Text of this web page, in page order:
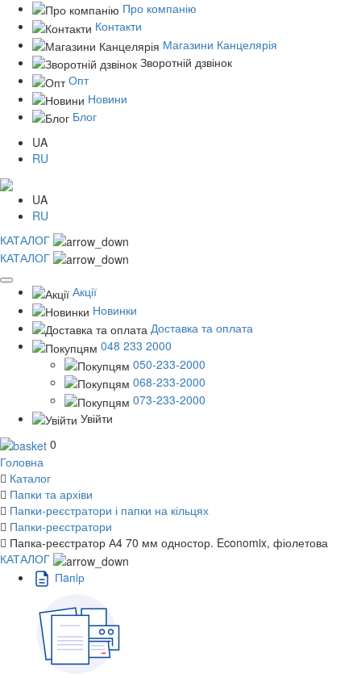
Про компанію
Контакти
Магазини Канцелярія
Зворотній дзвінок
Опт
Новини
Блог
UA
RU
UA
RU
КАТАЛОГ
КАТАЛОГ
Акції
Новинки
Доставка та оплата
048 233 2000
050-233-2000
068-233-2000
073-233-2000
Увійти
0
Головна
Каталог
Папки та архіви
Папки-реєстратори і папки на кільцях
Папки-реєстратори
Папка-реєстратор А4 70 мм одностор. Economix, фіолетова
КАТАЛОГ
Пaпiр